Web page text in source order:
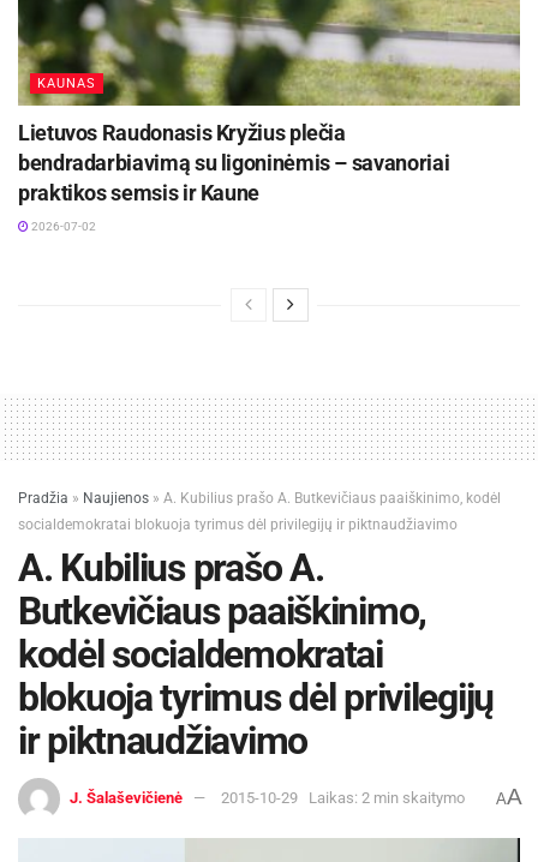
KAUNAS
Lietuvos Raudonasis Kryžius plečia
bendradarbiavimą su ligoninėmis – savanoriai
praktikos semsis ir Kaune
2026-07-02
Pradžia » Naujienos » A. Kubilius prašo A. Butkevičiaus paaiškinimo, kodėl
socialdemokratai blokuoja tyrimus dėl privilegijų ir piktnaudžiavimo
A. Kubilius prašo A.
Butkevičiaus paaiškinimo,
kodėl socialdemokratai
blokuoja tyrimus dėl privilegijų
ir piktnaudžiavimo
J. Šalaševičienė 2015-10-29 Laikas: 2 min skaitymo AA